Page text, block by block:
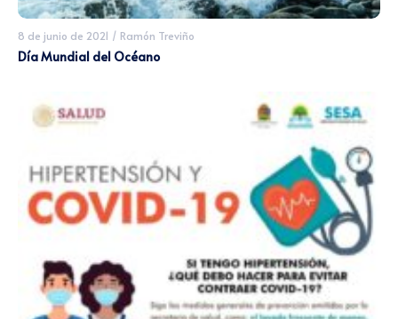
8 de junio de 2021 / Ramón Treviño
Día Mundial del Océano